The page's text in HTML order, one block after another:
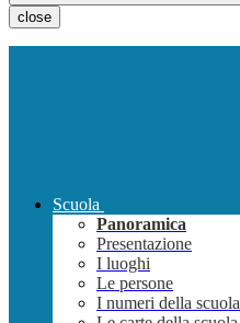
close
Scuola
Panoramica
Presentazione
I luoghi
Le persone
I numeri della scuola